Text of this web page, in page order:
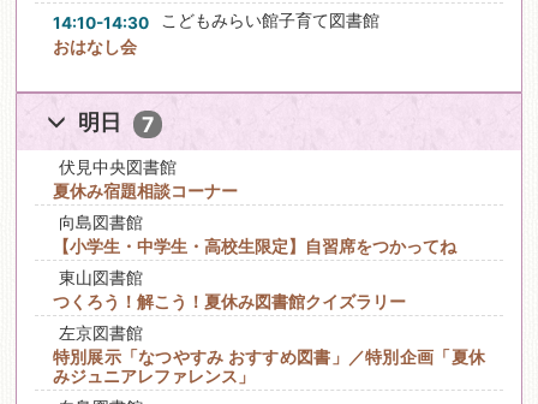
14:10-14:30 こどもみらい館子育て図書館
おはなし会
明日 7
伏見中央図書館
夏休み宿題相談コーナー
向島図書館
【小学生・中学生・高校生限定】自習席をつかってね
東山図書館
つくろう！解こう！夏休み図書館クイズラリー
左京図書館
特別展示「なつやすみ おすすめ図書」／特別企画「夏休
みジュニアレファレンス」